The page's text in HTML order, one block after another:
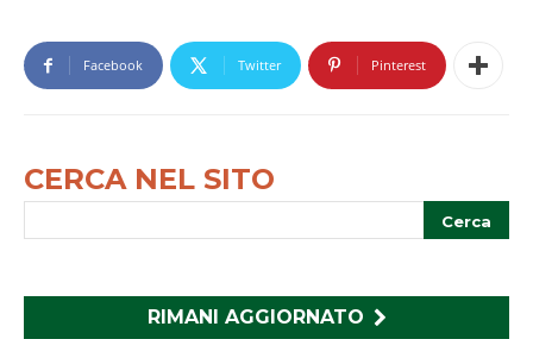
Facebook Twitter Pinterest
CERCA NEL SITO
RIMANI AGGIORNATO